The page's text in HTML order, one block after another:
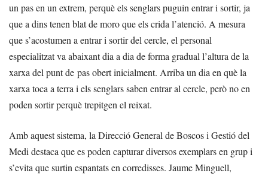
un pas en un extrem, perquè els senglars puguin entrar i sortir, ja
que a dins tenen blat de moro que els crida l’atenció. A mesura
que s’acostumen a entrar i sortir del cercle, el personal
especialitzat va abaixant dia a dia de forma gradual l’altura de la
xarxa del punt de pas obert inicialment. Arriba un dia en què la
xarxa toca a terra i els senglars saben entrar al cercle, però no en
poden sortir perquè trepitgen el reixat.
Amb aquest sistema, la Direcció General de Boscos i Gestió del
Medi destaca que es poden capturar diversos exemplars en grup i
s’evita que surtin espantats en corredisses. Jaume Minguell,